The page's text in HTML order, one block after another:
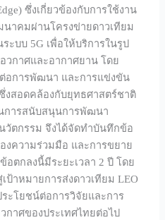
ซึ่งเกี่ยวข้องกับการใช้งาน
าคมผ่านโครงข่ายดาวเทียม
ะบบ 5G เพื่อให้บริการในรูป
วกาศและอากาศยาน โดย
อการพัฒนา และการแข่งขัน
งสอดคล้องกับยุทธศาสตร์ชาติ
การสนับสนุนการพัฒนา
วัตกรรม จึงได้จัดทำบันทึกข้อ
งความร่วมมือ และการขยาย
ตกลงนี้มีระยะเวลา 2 ปี โดย
าหมายการส่งดาวเทียม LEO
ระโยชน์ต่อการวิจัยและการ
าศของประเทศไทยต่อไป